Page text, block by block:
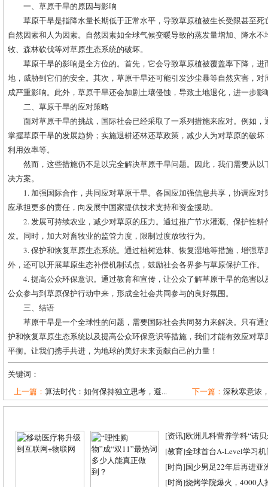
一、草原干旱的原因与影响
草原干旱是指降水量长期低于正常水平，导致草原植被生长受限甚至
自然因素和人为因素。自然因素如全球气候变暖导致的蒸发量增加、降水
牧、森林砍伐等对草原生态系统的破坏。
草原干旱的影响是全方位的。首先，它会导致草原植被覆盖率下降，
地，威胁到它们的安全。其次，草原干旱还可能引发沙尘暴等自然灾害，
成严重影响。此外，草原干旱还会加剧土壤侵蚀，导致土地退化，进一步
二、草原干旱的应对策略
面对草原干旱的挑战，国际社会已经采取了一系列措施来应对。例如
掌握草原干旱的发展趋势；实施退耕还林还草政策，减少人为对草原的破
利用效率等。
然而，这些措施仍不足以完全解决草原干旱问题。因此，我们需要从
决方案。
1. 加强国际合作，共同应对草原干旱。各国应加强信息共享，协调应
应承担更多的责任，向发展中国家提供技术支持和资金援助。
2. 发展可持续农业，减少对草原的压力。通过推广节水灌溉、保护性
发。同时，加大对畜牧业的监管力度，限制过度放牧行为。
3. 保护和恢复草原生态系统。通过植树造林、恢复湿地等措施，增强
外，还可以开展草原生态补偿机制试点，鼓励社会各界参与草原保护工作。
4. 提高公众环保意识。通过教育和宣传，让公众了解草原干旱的危害
公众参与到草原保护行动中来，形成全社会共同参与的良好氛围。
三、结语
草原干旱是一个全球性的问题，需要国际社会共同努力来解决。只有
护和恢复草原生态系统以及提高公众环保意识等措施，我们才能有效应对
平衡。让我们携手共进，为地球的美好未来贡献自己的力量！
关键词：
上一篇： 算法时代：如何保持独立思考，避... 下一篇： 深秋寒意浓
[资讯]欧洲儿科营养学科“诺
[教育]全球首台A-Level学习
[时尚]国少男足22年后再进亚
[时尚]烧烤学院爆火，4000人